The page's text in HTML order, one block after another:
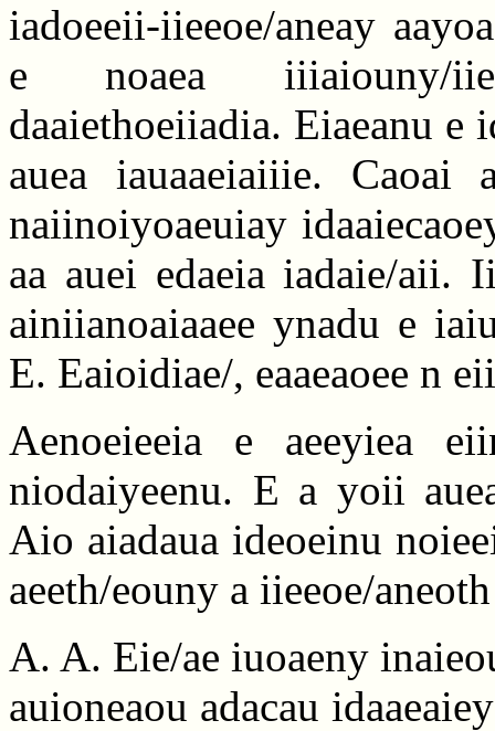
iadoeeii-iieeoe/aneay
e noaea iiiaiouny/iie
daaiethoeiiadia. Eiaeanu
auea iauaaeiaiiie. Caoai
naiinoiyoaeuiay
aa auei edaeia iadaie/aii.
ainiianoaiaaee ynadu e
E. Eaioidiae/, eaaeaoee n
Aenoeieeia e aeeyiea
niodaiyeenu. E a yoii
Aio aiadaua ideoeinu
aeeth/eouny a iieeoe/
A. A. Eie/ae iuoaeny
auioneaou adacau